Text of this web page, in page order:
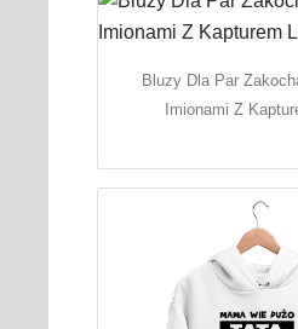
Bluzy Dla Par
Imionami Z